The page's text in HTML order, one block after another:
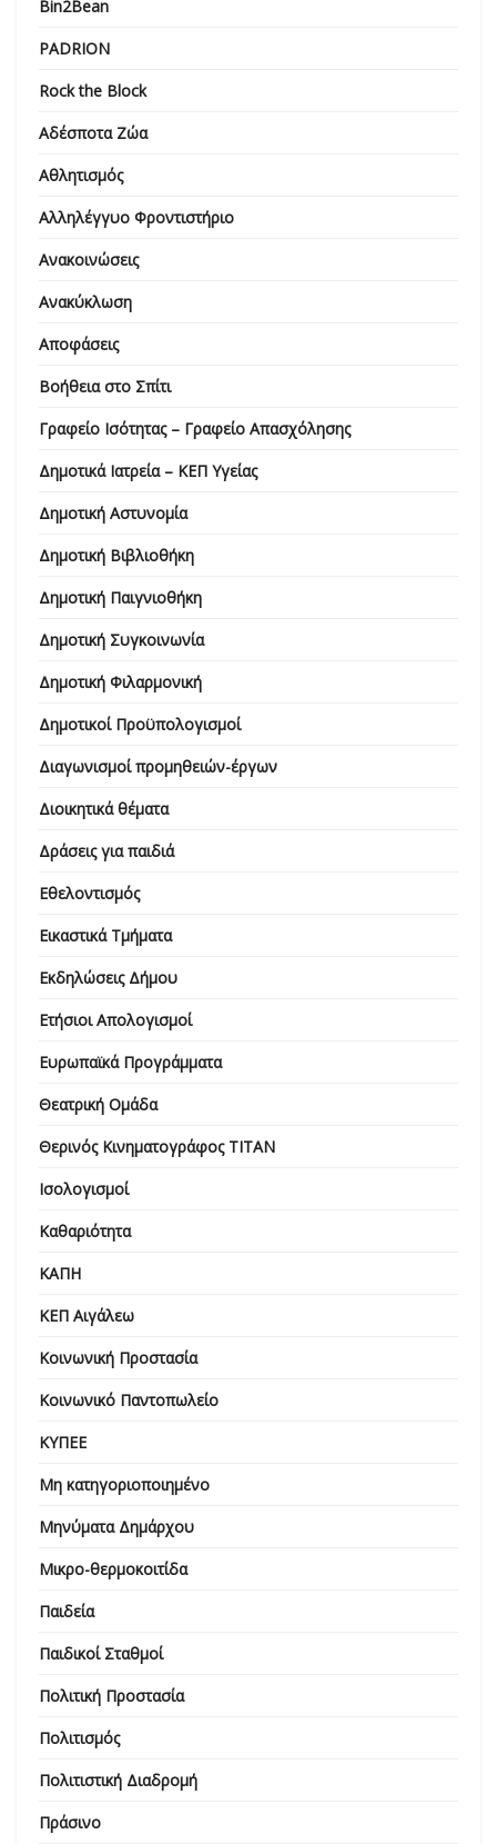
Bin2Bean
PADRION
Rock the Block
Αδέσποτα Ζώα
Αθλητισμός
Αλληλέγγυο Φροντιστήριο
Ανακοινώσεις
Ανακύκλωση
Αποφάσεις
Βοήθεια στο Σπίτι
Γραφείο Ισότητας – Γραφείο Απασχόλησης
Δημοτικά Ιατρεία – ΚΕΠ Υγείας
Δημοτική Αστυνομία
Δημοτική Βιβλιοθήκη
Δημοτική Παιγνιοθήκη
Δημοτική Συγκοινωνία
Δημοτική Φιλαρμονική
Δημοτικοί Προϋπολογισμοί
Διαγωνισμοί προμηθειών-έργων
Διοικητικά θέματα
Δράσεις για παιδιά
Εθελοντισμός
Εικαστικά Τμήματα
Εκδηλώσεις Δήμου
Ετήσιοι Απολογισμοί
Ευρωπαϊκά Προγράμματα
Θεατρική Ομάδα
Θερινός Κινηματογράφος ΤΙΤΑΝ
Ισολογισμοί
Καθαριότητα
ΚΑΠΗ
ΚΕΠ Αιγάλεω
Κοινωνική Προστασία
Κοινωνικό Παντοπωλείο
ΚΥΠΕΕ
Μη κατηγοριοποιημένο
Μηνύματα Δημάρχου
Μικρο-θερμοκοιτίδα
Παιδεία
Παιδικοί Σταθμοί
Πολιτική Προστασία
Πολιτισμός
Πολιτιστική Διαδρομή
Πράσινο